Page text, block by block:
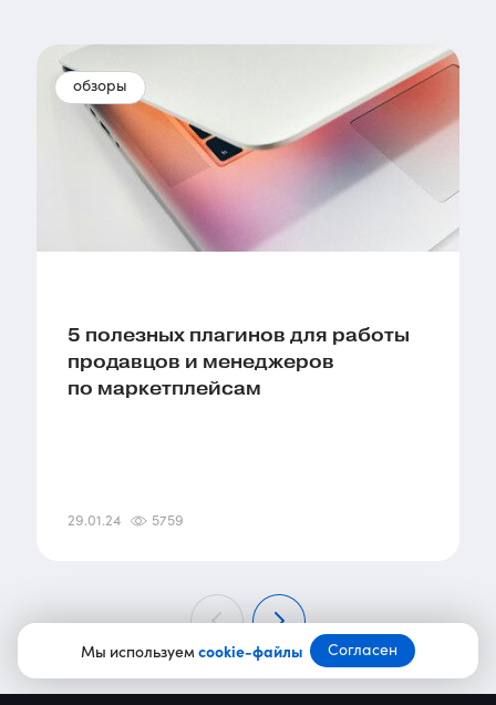
Мы используемcookie-файлы Согласен
обзоры
5 полезных плагинов для работы
продавцов и менеджеров
по маркетплейсам
29.01.24 5759